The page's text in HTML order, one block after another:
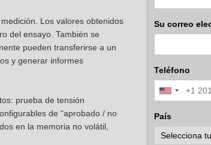
Los valores obtenidos
del ensayo. También se
pueden transferirse a un
y generar informes
prueba de tensión
de “aprobado / no
en la memoria no volátil,
Su correo
Teléfono
País